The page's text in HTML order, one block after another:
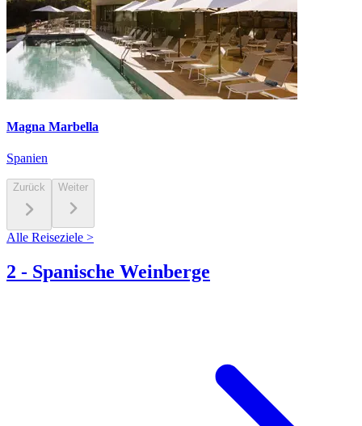
Magna Marbella
Spanien
Zurück Weiter
Alle Reiseziele >
2 - Spanische Weinberge